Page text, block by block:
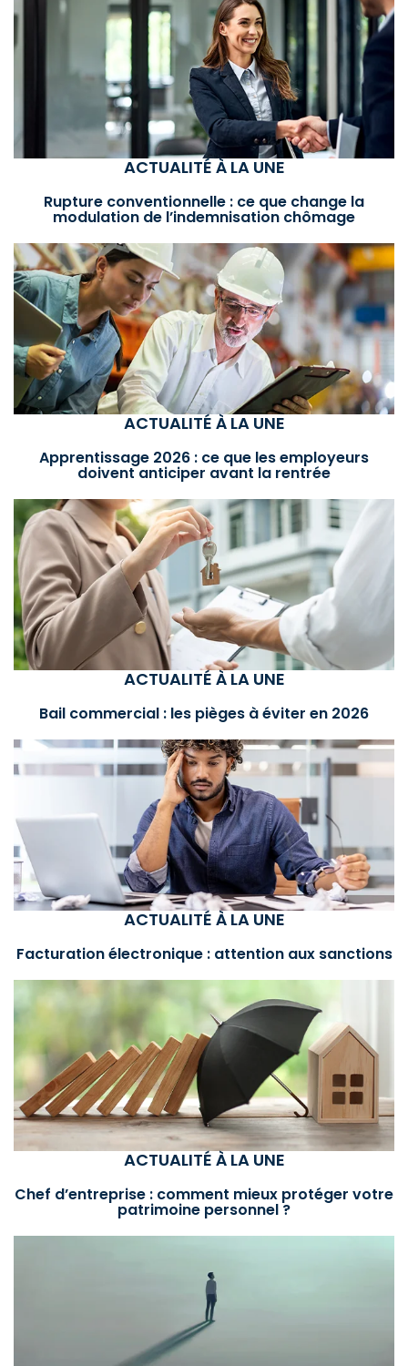
ACTUALITÉ À LA UNE
Rupture conventionnelle : ce que change la
modulation de l’indemnisation chômage
ACTUALITÉ À LA UNE
Apprentissage 2026 : ce que les employeurs
doivent anticiper avant la rentrée
ACTUALITÉ À LA UNE
Bail commercial : les pièges à éviter en 2026
ACTUALITÉ À LA UNE
Facturation électronique : attention aux sanctions
ACTUALITÉ À LA UNE
Chef d’entreprise : comment mieux protéger votre
patrimoine personnel ?